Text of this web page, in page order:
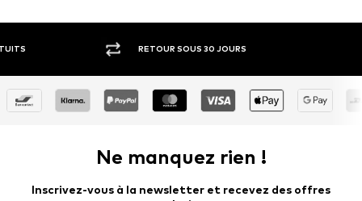
RETOUR SOUS 30 JOURS
Ne manquez rien !
Inscrivez-vous à la newsletter et recevez des offres